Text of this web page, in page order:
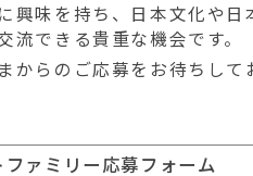
興味を持ち、日本文化や
流できる貴重な機会です。
からのご応募をお待ちして
ファミリー応募フォーム